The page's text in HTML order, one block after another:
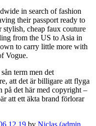
in search of fashion
their passport ready to
stylish, cheap faux couture
from the US to Asia in
to carry little more with
Vogue.
term men det
att det är billigare att flyga
på det här med copyright –
att ett äkta brand förlorar